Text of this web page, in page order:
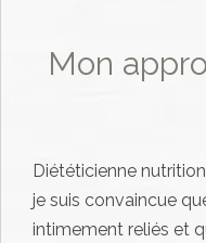
Mon
Diététicienne
je suis convaincue
intimement reliés et